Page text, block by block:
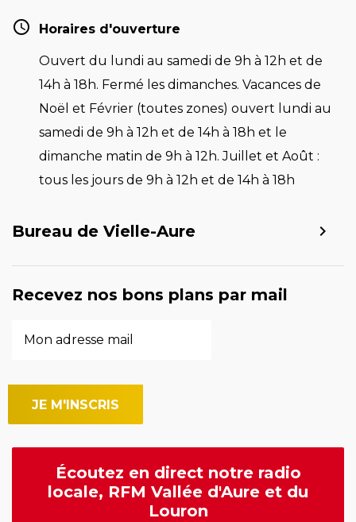
Horaires d'ouverture
Ouvert du lundi au samedi de 9h à 12h et de
14h à 18h. Fermé les dimanches. Vacances de
Noël et Février (toutes zones) ouvert lundi au
samedi de 9h à 12h et de 14h à 18h et le
dimanche matin de 9h à 12h. Juillet et Août :
tous les jours de 9h à 12h et de 14h à 18h
Bureau de Vielle-Aure
Recevez nos bons plans par mail
Écoutez en direct notre radio
locale, RFM Vallée d'Aure et du
Louron